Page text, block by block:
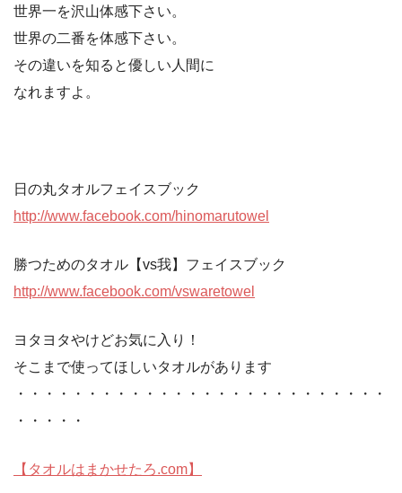
世界一を沢山体感下さい。
世界の二番を体感下さい。
その違いを知ると優しい人間に
なれますよ。
日の丸タオルフェイスブック
http://www.facebook.com/hinomarutowel
勝つためのタオル【vs我】フェイスブック
http://www.facebook.com/vswaretowel
ヨタヨタやけどお気に入り！
そこまで使ってほしいタオルがあります
・・・・・・・・・・・・・・・・・・・・・・・・・・
・・・・・
【タオルはまかせたろ.com】